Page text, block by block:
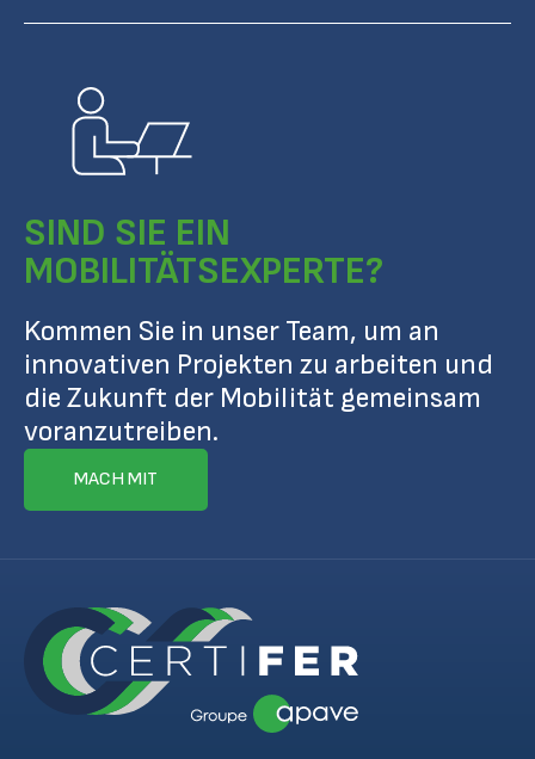
SIND SIE EIN
MOBILITÄTSEXPERTE?
Kommen Sie in unser Team, um an
innovativen Projekten zu arbeiten und
die Zukunft der Mobilität gemeinsam
voranzutreiben.
MACH MIT